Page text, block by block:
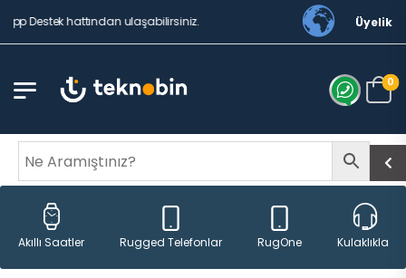
Destek hattından ulaşabilirsiniz. Üyelik
0
Akıllı Saatler Rugged Telefonlar RugOne Kulaklıklar